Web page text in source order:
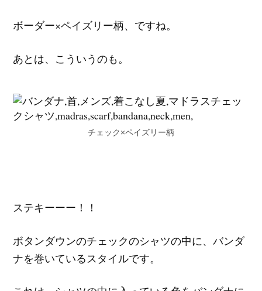
ボーダー×ペイズリー柄、ですね。
あとは、こういうのも。
チェック×ペイズリー柄
ステキーーー！！
ボタンダウンのチェックのシャツの中に、バンダ
ナを巻いているスタイルです。